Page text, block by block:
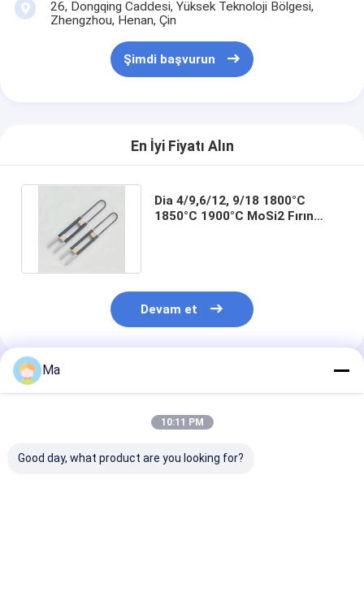
26, Dongqing Caddesi, Yüksek Teknoloji Bölgesi,
Zhengzhou, Henan, Çin
Şimdi başvurun
En İyi Fiyatı Alın
Dia 4/9,6/12, 9/18 1800°C
1850°C 1900°C MoSi2 Fırın
Devam et
Önerilen Ürünler
Ma
10:11 PM
Good day, what product are you looking for?